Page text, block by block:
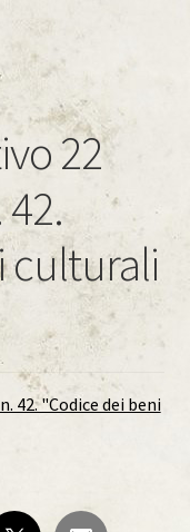
Lorenzini”
Lorenzini”
22
culturali
42. "Codice dei beni